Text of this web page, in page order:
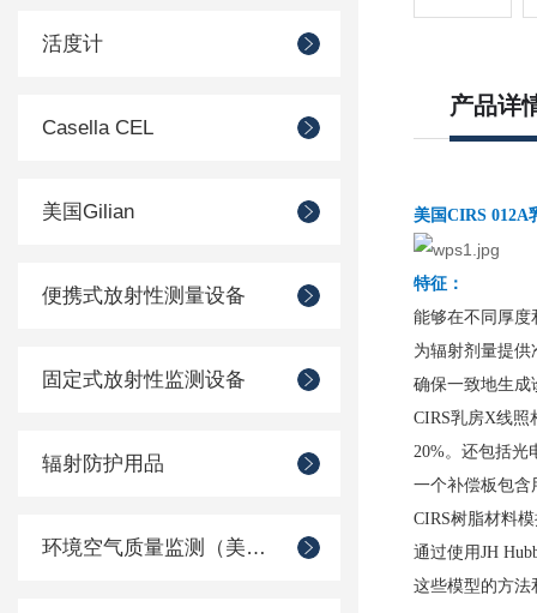
活度计
Casella CEL
美国Gilian
便携式放射性测量设备
固定式放射性监测设备
辐射防护用品
环境空气质量监测（美国Met one）
产品详
美国CIRS 012A
特征：
能够在不同厚度
为辐射剂量提供
确保一致地生成
CIRS乳房X线照
20%。还包括光
一个补偿板包含
CIRS树脂材料
通过使用JH
这些模型的方法